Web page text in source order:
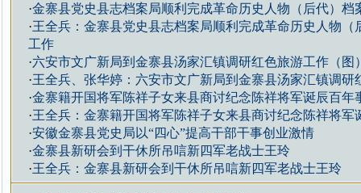
·金寨县党史县志档案局顺利完成革命历史人物（后代）档
·王全兵：金寨县党史县志档案局顺利完成革命历史人物（
工作
·六安市文广新局到金寨县汤家汇镇调研红色旅游工作（图
·王全兵、张华婷：六安市文广新局到金寨县汤家汇镇调研
·金寨籍开国将军陈祥子女来县商讨纪念陈祥将军诞辰百年
·王全兵：金寨籍开国将军陈祥子女来县商讨纪念陈祥将军
·安徽金寨县党史局以“四心”提高干部干事创业激情
·金寨县新研会到干休所吊唁新四军老战士王玲
·王全兵：金寨县新研会到干休所吊唁新四军老战士王玲